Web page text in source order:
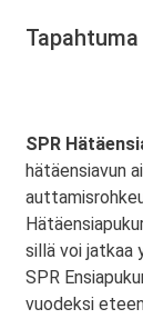
SPR
hätäensiavun
sillä voi jatkaa
SPR
vuodeksi